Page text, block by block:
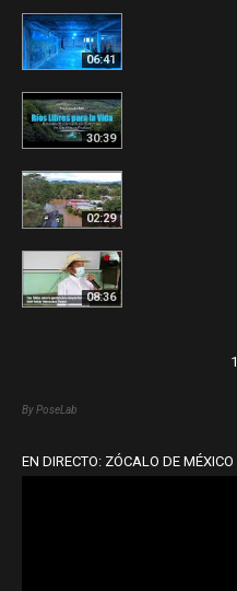
06:41
30:39
02:29
08:36
1
By PoseLab
EN DIRECTO: ZÓCALO DE MÉXICO